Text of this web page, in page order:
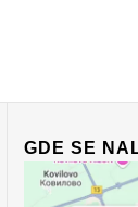
GDE SE